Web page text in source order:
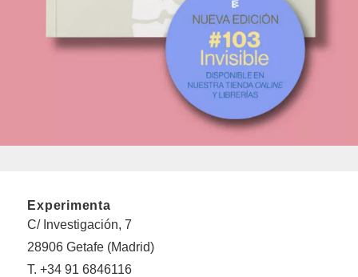
Experimenta
C/ Investigación, 7
28906 Getafe (Madrid)
T. +34 91 6846116